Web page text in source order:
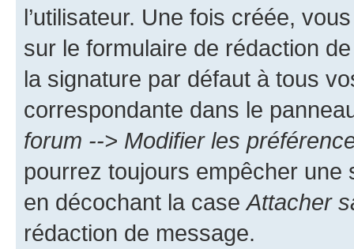
l’utilisateur. Une fois créée,
sur le formulaire de rédaction
la signature par défaut à tous
correspondante dans le
forum --> Modifier les
pourrez toujours empêcher une
en décochant la case Attacher
rédaction de message.